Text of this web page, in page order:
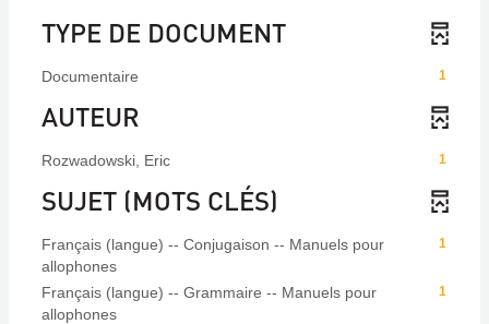
TYPE DE DOCUMENT
1
Documentaire
AUTEUR
1
Rozwadowski, Eric
SUJET (MOTS CLÉS)
1
Français (langue) -- Conjugaison -- Manuels pour
allophones
1
Français (langue) -- Grammaire -- Manuels pour
allophones